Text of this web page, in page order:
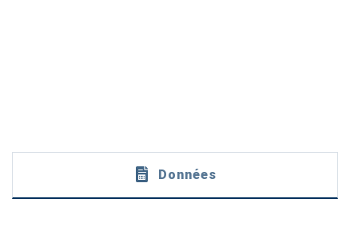
Données